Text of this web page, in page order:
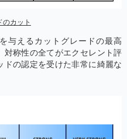
のカット
与えるカットグレードの最高
対称性の全てがエクセレント評
の認定を受けた非常に綺麗な